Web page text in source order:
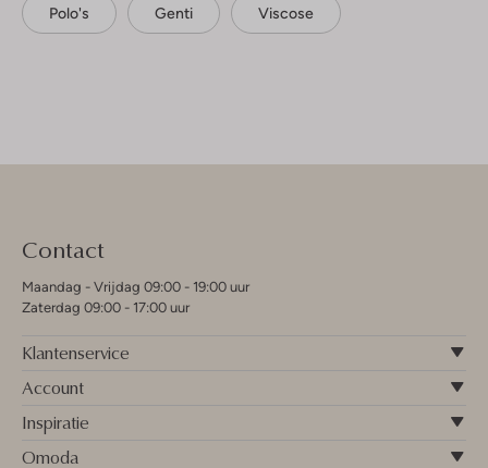
Polo's Genti Viscose
Contact
Maandag - Vrijdag 09:00 - 19:00 uur
Zaterdag 09:00 - 17:00 uur
Klantenservice
Account
Inspiratie
Omoda